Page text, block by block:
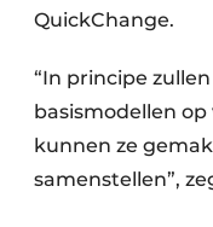
QuickChange.
“In principe
basismodellen
kunnen ze
samenstellen”,